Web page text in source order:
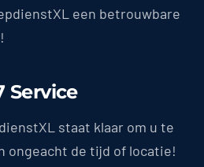
een betrouwbare
Service
staat klaar om u te
ongeacht de tijd of locatie!